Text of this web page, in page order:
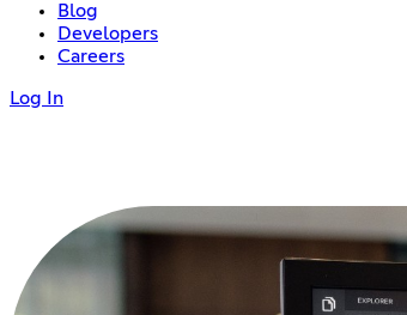
Blog
Developers
Careers
Log In